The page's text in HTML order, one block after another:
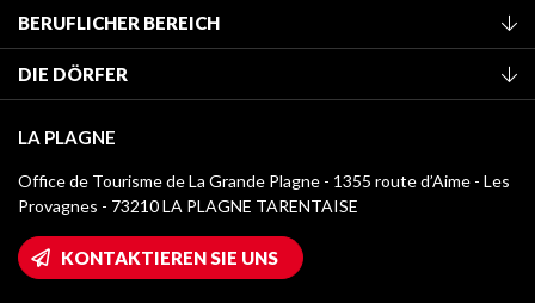
BERUFLICHER BEREICH
Mitglied des Fremdenverkehrsamtes werden
Klassifizierung von Möbeln
Kurtaxe
Mediathek
Logos La Plagne
Wifi-Zugang
Haus der Eigentümer
DIE DÖRFER
Champagny-en-Vanoise
Montchavin - Les Coches
Plagne 1800
LA PLAGNE
Office de Tourisme de La Grande Plagne - 1355 route d’Aime - Les
Provagnes - 73210 LA PLAGNE TARENTAISE
KONTAKTIEREN SIE UNS